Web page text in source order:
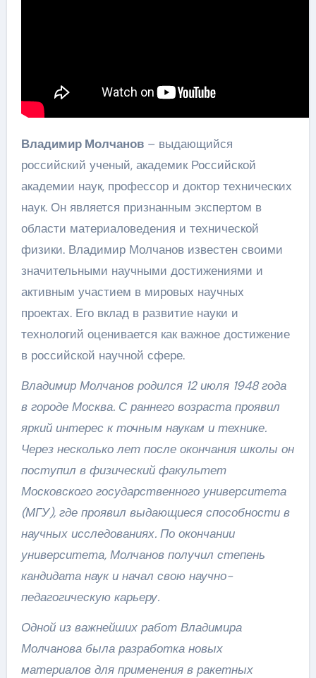
Владимир Молчанов– выдающийся
российский ученый, академик Российской
академии наук, профессор и доктор технических
наук. Он является признанным экспертом в
области материаловедения и технической
физики. Владимир Молчанов известен своими
значительными научными достижениями и
активным участием в мировых научных
проектах. Его вклад в развитие науки и
технологий оценивается как важное достижение
в российской научной сфере.
Владимир Молчанов родился 12 июля 1948 года
в городе Москва. С раннего возраста проявил
яркий интерес к точным наукам и технике.
Через несколько лет после окончания школы он
поступил в физический факультет
Московского государственного университета
(МГУ), где проявил выдающиеся способности в
научных исследованиях. По окончании
университета, Молчанов получил степень
кандидата наук и начал свою научно-
педагогическую карьеру.
Одной из важнейших работ Владимира
Молчанова была разработка новых
материалов для применения в ракетных